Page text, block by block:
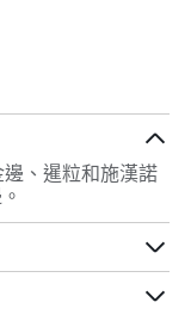
、暹粒和施漢諾